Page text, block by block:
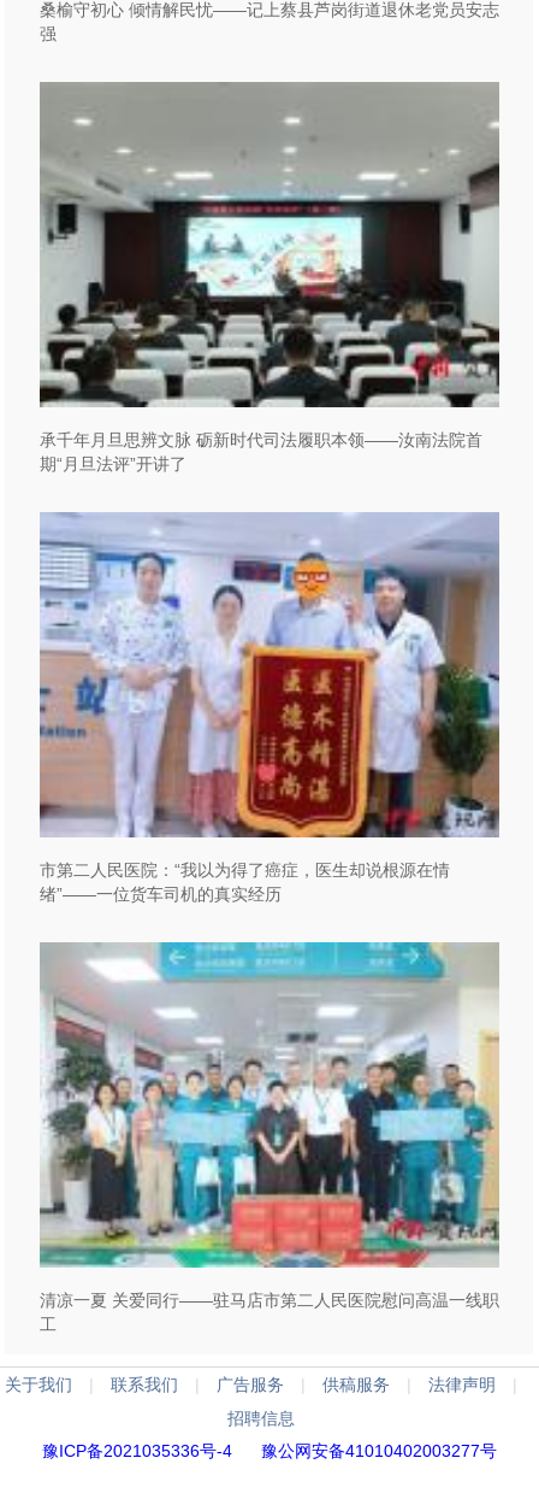
桑榆守初心 倾情解民忧——记上蔡县芦岗街道退休老党员安志
强
承千年月旦思辨文脉 砺新时代司法履职本领——汝南法院首
期“月旦法评”开讲了
市第二人民医院：“我以为得了癌症，医生却说根源在情
绪”——一位货车司机的真实经历
清凉一夏 关爱同行——驻马店市第二人民医院慰问高温一线职
工
关于我们 | 联系我们 | 广告服务 | 供稿服务 | 法律声明
|
招聘信息
豫ICP备2021035336号-4
豫公网安备41010402003277号